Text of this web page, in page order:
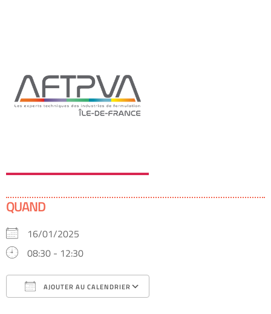
QUAND
16/01/2025
08:30 - 12:30
AJOUTER AU CALENDRIER